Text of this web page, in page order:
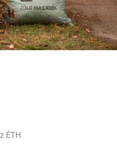
ÉTH